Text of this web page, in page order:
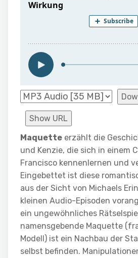
Show URL
Maquette erzählt die
und Kenzie, die sich in einem
Francisco kennenlernen und
Eingebettet ist diese
aus der Sicht von Michaels
kleinen Audio-Episoden
ein ungewöhnliches
namensgebende Maquette
Modell) ist ein Nachbau der
selbst befinden.